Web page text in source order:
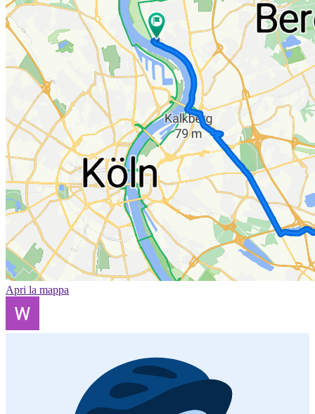
Apri la mappa